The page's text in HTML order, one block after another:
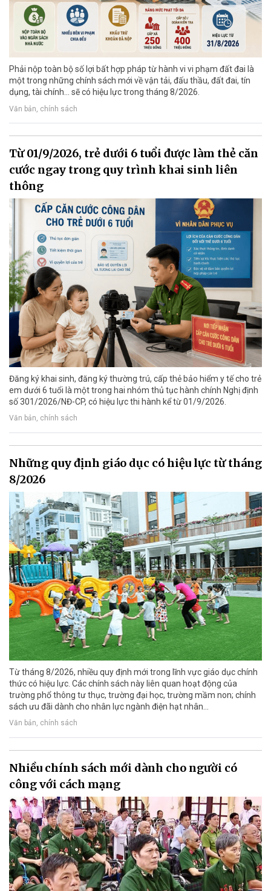
Phải nộp toàn bộ số lợi bất hợp pháp từ hành vi vi phạm đất đai là
một trong những chính sách mới về vận tải, đấu thầu, đất đai, tín
dụng, tài chính... sẽ có hiệu lực trong tháng 8/2026.
Văn bản, chính sách
Từ 01/9/2026, trẻ dưới 6 tuổi được làm thẻ căn
cước ngay trong quy trình khai sinh liên
thông
Đăng ký khai sinh, đăng ký thường trú, cấp thẻ bảo hiểm y tế cho trẻ
em dưới 6 tuổi là một trong hai nhóm thủ tục hành chính Nghị định
số 301/2026/NĐ-CP, có hiệu lực thi hành kể từ 01/9/2026.
Văn bản, chính sách
Những quy định giáo dục có hiệu lực từ tháng
8/2026
Từ tháng 8/2026, nhiều quy định mới trong lĩnh vực giáo dục chính
thức có hiệu lực. Các chính sách này liên quan hoạt động của
trường phổ thông tư thục, trường đại học, trường mầm non; chính
sách ưu đãi dành cho nhân lực ngành điện hạt nhân...
Văn bản, chính sách
Nhiều chính sách mới dành cho người có
công với cách mạng